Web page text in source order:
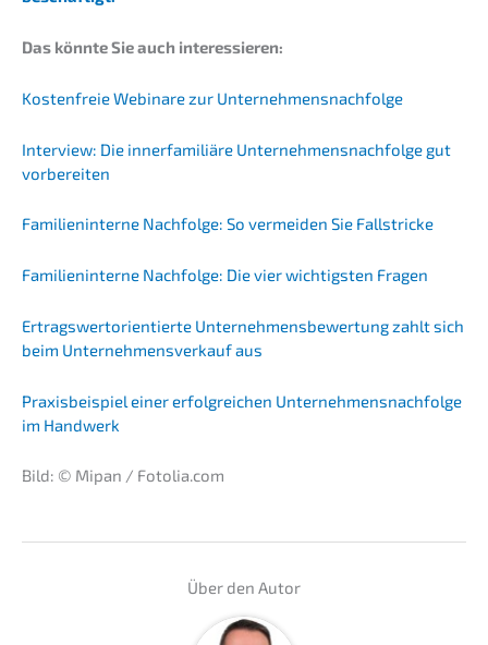
Das könnte Sie auch interessieren:
Kosten­freie Webina­re zur Unternehmensnachfolge
Inter­view: Die inner­fa­mi­liä­re Unternehmens­nachfolge gut
vorbereiten
Famili­en­in­ter­ne Nachfol­ge: So vermei­den Sie Fallstricke
Famili­en­in­ter­ne Nachfol­ge: Die vier wichtigs­ten Fragen
Ertrags­wert­ori­en­tier­te Unter­neh­mens­be­wer­tung zahlt sich
beim Unter­nehmens­verkauf aus
Praxis­bei­spiel einer erfolg­rei­chen Unternehmens­nachfolge
im Handwerk
Bild: © Mipan / Fotolia.com
Über den Autor